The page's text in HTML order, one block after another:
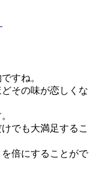
すね。
その味が恋しくな
でも大満足するこ
倍にすることがで